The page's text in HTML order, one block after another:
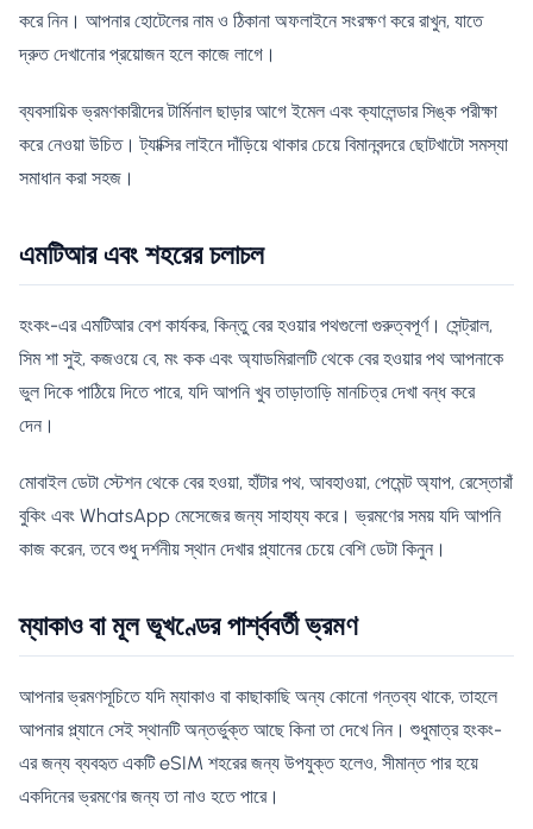
করে নিন। আপনার হোটেলের নাম ও ঠিকানা অফলাইনে সংরক্ষণ করে রাখুন, যাতে
দ্রুত দেখানোর প্রয়োজন হলে কাজে লাগে।
ব্যবসায়িক ভ্রমণকারীদের টার্মিনাল ছাড়ার আগে ইমেল এবং ক্যালেন্ডার সিঙ্ক পরীক্ষা
করে নেওয়া উচিত। ট্যাক্সির লাইনে দাঁড়িয়ে থাকার চেয়ে বিমানবন্দরে ছোটখাটো সমস্যা
সমাধান করা সহজ।
এমটিআর এবং শহরের চলাচল
হংকং-এর এমটিআর বেশ কার্যকর, কিন্তু বের হওয়ার পথগুলো গুরুত্বপূর্ণ। সেন্ট্রাল,
সিম শা সুই, কজওয়ে বে, মং কক এবং অ্যাডমিরালটি থেকে বের হওয়ার পথ আপনাকে
ভুল দিকে পাঠিয়ে দিতে পারে, যদি আপনি খুব তাড়াতাড়ি মানচিত্র দেখা বন্ধ করে
দেন।
মোবাইল ডেটা স্টেশন থেকে বের হওয়া, হাঁটার পথ, আবহাওয়া, পেমেন্ট অ্যাপ, রেস্তোরাঁ
বুকিং এবং WhatsApp মেসেজের জন্য সাহায্য করে। ভ্রমণের সময় যদি আপনি
কাজ করেন, তবে শুধু দর্শনীয় স্থান দেখার প্ল্যানের চেয়ে বেশি ডেটা কিনুন।
ম্যাকাও বা মূল ভূখণ্ডের পার্শ্ববর্তী ভ্রমণ
আপনার ভ্রমণসূচিতে যদি ম্যাকাও বা কাছাকাছি অন্য কোনো গন্তব্য থাকে, তাহলে
আপনার প্ল্যানে সেই স্থানটি অন্তর্ভুক্ত আছে কিনা তা দেখে নিন। শুধুমাত্র হংকং-
এর জন্য ব্যবহৃত একটি eSIM শহরের জন্য উপযুক্ত হলেও, সীমান্ত পার হয়ে
একদিনের ভ্রমণের জন্য তা নাও হতে পারে।